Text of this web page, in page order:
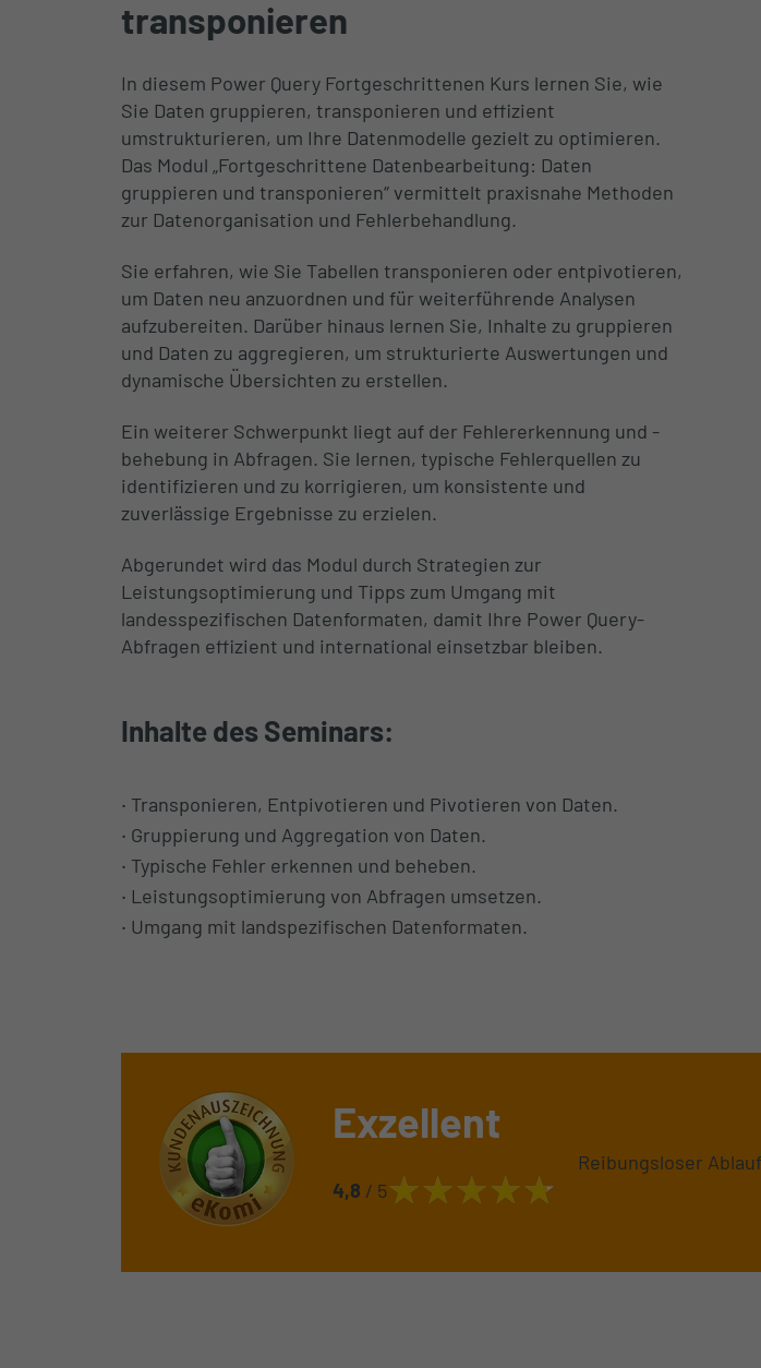
transponieren
In diesem Power Query Fortgeschrittenen Kurs lernen Sie, wie
Sie Daten gruppieren, transponieren und effizient
umstrukturieren, um Ihre Datenmodelle gezielt zu optimieren.
Das Modul „Fortgeschrittene Datenbearbeitung: Daten
gruppieren und transponieren“ vermittelt praxisnahe Methoden
zur Datenorganisation und Fehlerbehandlung.
Sie erfahren, wie Sie Tabellen transponieren oder entpivotieren,
um Daten neu anzuordnen und für weiterführende Analysen
aufzubereiten. Darüber hinaus lernen Sie, Inhalte zu gruppieren
und Daten zu aggregieren, um strukturierte Auswertungen und
dynamische Übersichten zu erstellen.
Ein weiterer Schwerpunkt liegt auf der Fehlererkennung und -
behebung in Abfragen. Sie lernen, typische Fehlerquellen zu
identifizieren und zu korrigieren, um konsistente und
zuverlässige Ergebnisse zu erzielen.
Abgerundet wird das Modul durch Strategien zur
Leistungsoptimierung und Tipps zum Umgang mit
landesspezifischen Datenformaten, damit Ihre Power Query-
Abfragen effizient und international einsetzbar bleiben.
Inhalte des Seminars:
Transponieren, Entpivotieren und Pivotieren von Daten.
Gruppierung und Aggregation von Daten.
Typische Fehler erkennen und beheben.
Leistungsoptimierung von Abfragen umsetzen.
Umgang mit landspezifischen Datenformaten.
Exzellent
4,8 / 5
Reibungsloser